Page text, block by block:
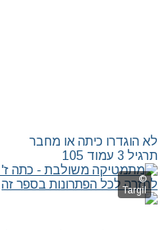
לא הוגדרו כיתה או מחבר
תרגיל 3 עמוד 105
לחזרה לכל הפתרונות בספר זה